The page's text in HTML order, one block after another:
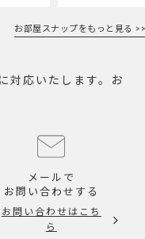
お部屋スナップをもっと見る >>
対応いたします。お
メールで
お問い合わせする
お問い合わせはこち
ら